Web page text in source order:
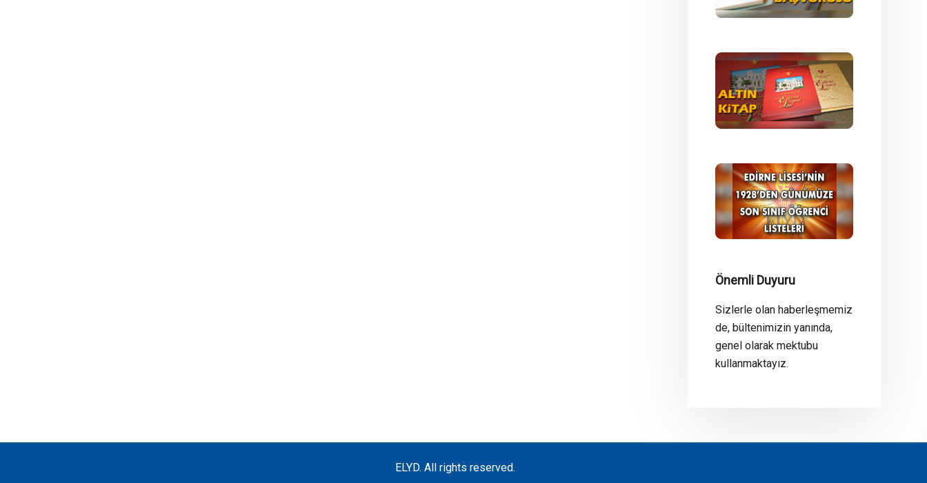
Önemli Duyuru
Sizlerle olan haberleşmemiz
de, bültenimizin yanında,
genel olarak mektubu
kullanmaktayız.
ELYD. All rights reserved.